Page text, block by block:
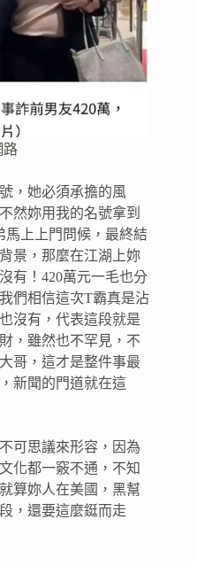
路
，她必須承擔的風
然妳用我的名號拿到
馬上上門問候，最終結
景，那麼在江湖上妳
有！420萬元一毛也分
們相信這次T霸真是沾
沒有，代表這段就是
，雖然也不罕見，不
哥，這才是整件事最
新聞的門道就在這
可思議來形容，因為
化都一竅不通，不知
算妳人在美國，黑幫
，還要這麼鋌而走